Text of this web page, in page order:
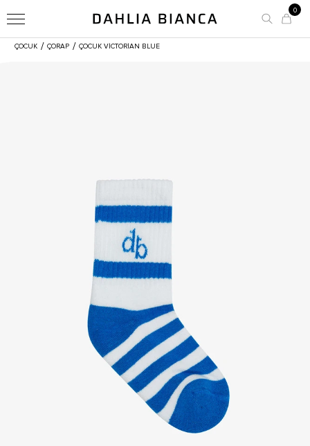
0
ÇOCUK / ÇORAP / ÇOCUK VICTORIAN BLUE